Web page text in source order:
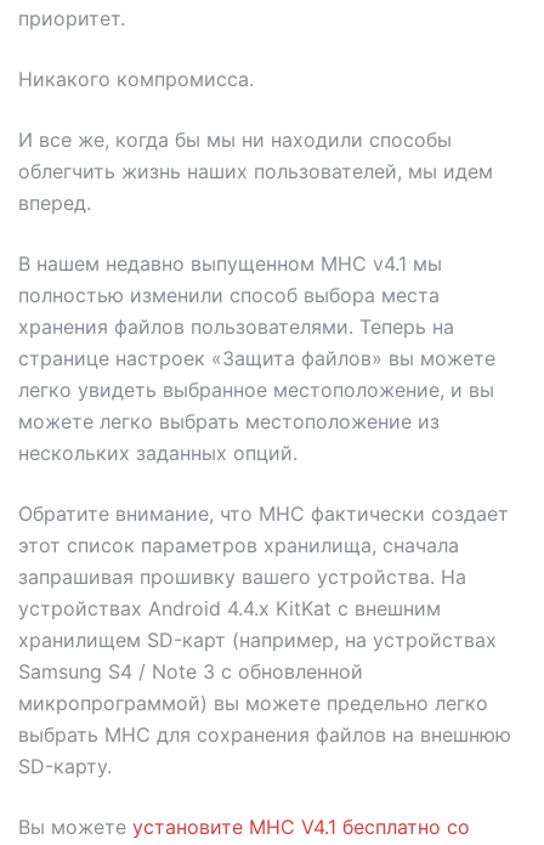
приоритет.
Никакого компромисса.
И все же, когда бы мы ни находили способы
облегчить жизнь наших пользователей, мы идем
вперед.
В нашем недавно выпущенном MHC v4.1 мы
полностью изменили способ выбора места
хранения файлов пользователями. Теперь на
странице настроек «Защита файлов» вы можете
легко увидеть выбранное местоположение, и вы
можете легко выбрать местоположение из
нескольких заданных опций.
Обратите внимание, что MHC фактически создает
этот список параметров хранилища, сначала
запрашивая прошивку вашего устройства. На
устройствах Android 4.4.x KitKat с внешним
хранилищем SD-карт (например, на устройствах
Samsung S4 / Note 3 с обновленной
микропрограммой) вы можете предельно легко
выбрать MHC для сохранения файлов на внешнюю
SD-карту.
Вы можете установите MHC V4.1 бесплатно со